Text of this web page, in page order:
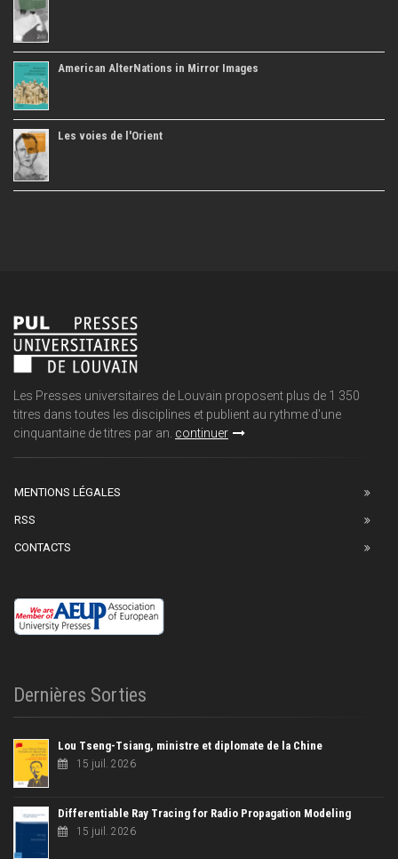
American AlterNations in Mirror Images
Les voies de l'Orient
Les Presses universitaires de Louvain proposent plus de 1 350
titres dans toutes les disciplines et publient au rythme d'une
cinquantaine de titres par an. continuer
MENTIONS LÉGALES
RSS
CONTACTS
Dernières Sorties
Lou Tseng-Tsiang, ministre et diplomate de la Chine
15 juil. 2026
Differentiable Ray Tracing for Radio Propagation Modeling
15 juil. 2026